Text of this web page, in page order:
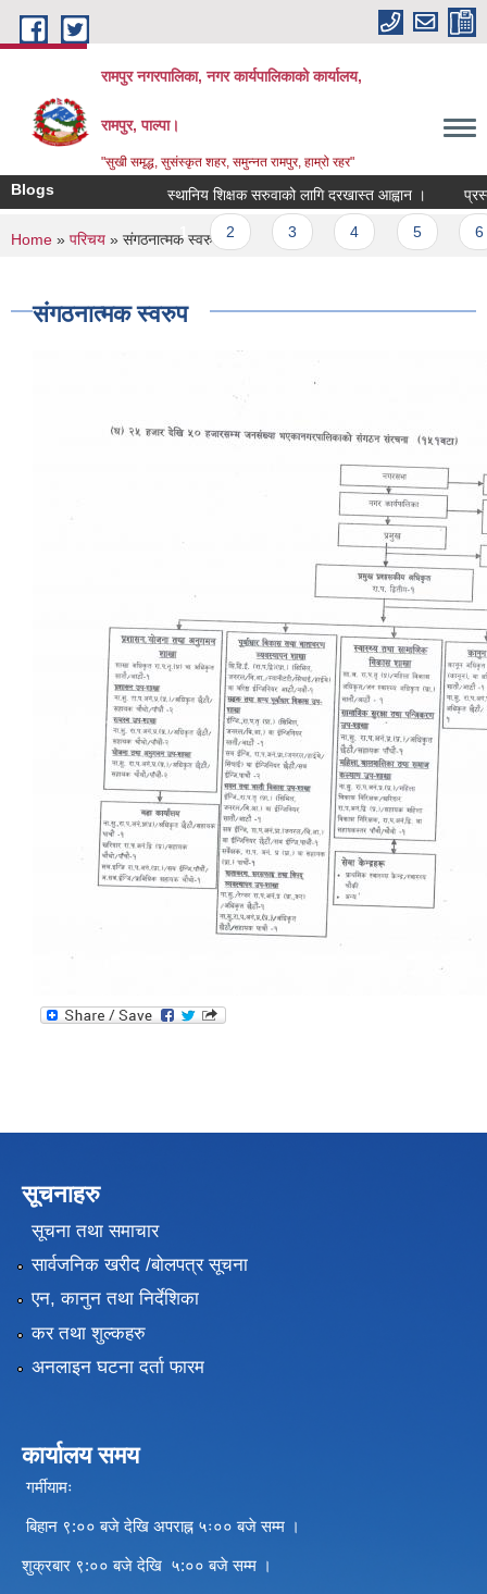
Skip to main content
रामपुर नगरपालिका, नगर कार्यपालिकाको कार्यालय,
रामपुर, पाल्पा।
"सुखी समृद्ध, सुसंस्कृत शहर, समुन्नत रामपुर, हाम्रो रहर"
Blogs स्थानिय शिक्षक सरुवाको लागि दरखास्त आह्वान ।
Pages
1 2
You are here
Home » परिचय » संगठनात्मक स्वरुप
संगठनात्मक स्वरुप
सूचनाहरु
सूचना तथा समाचार
सार्वजनिक खरीद /बोलपत्र सूचना
एन, कानुन तथा निर्देशिका
कर तथा शुल्कहरु
अनलाइन घटना दर्ता फारम
कार्यालय समय
गर्मीयामः
बिहान ९:०० बजे देखि अपराह्न ५ः०० बजे सम्म ।
शुक्रबार ९:०० बजे देखि ५:०० बजे सम्म ।